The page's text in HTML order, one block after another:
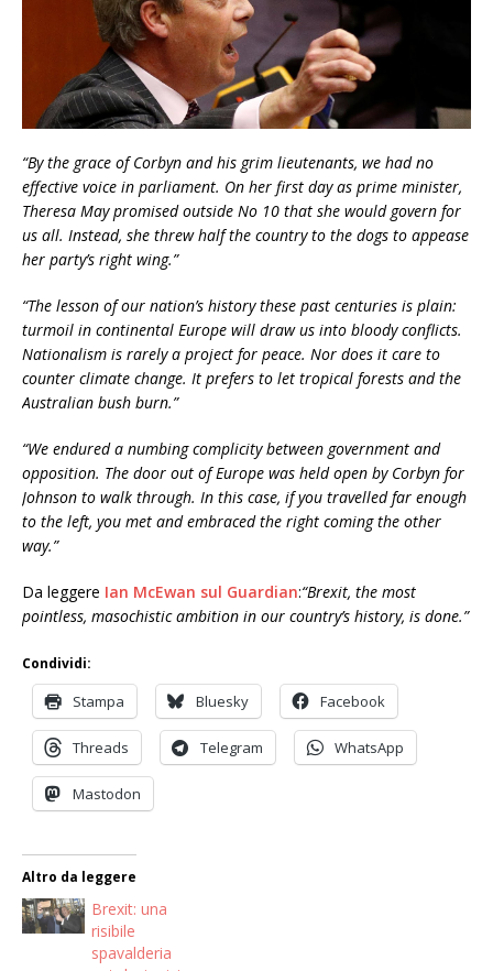
“By the grace of Corbyn and his grim lieutenants, we had no
effective voice in parliament. On her first day as prime minister,
Theresa May promised outside No 10 that she would govern for
us all. Instead, she threw half the country to the dogs to appease
her party’s right wing.”
“The lesson of our nation’s history these past centuries is plain:
turmoil in continental Europe will draw us into bloody conflicts.
Nationalism is rarely a project for peace. Nor does it care to
counter climate change. It prefers to let tropical forests and the
Australian bush burn.”
“We endured a numbing complicity between government and
opposition. The door out of Europe was held open by Corbyn for
Johnson to walk through. In this case, if you travelled far enough
to the left, you met and embraced the right coming the other
way.”
Da leggere Ian McEwan sul Guardian:“Brexit, the most
pointless, masochistic ambition in our country’s history, is done.”
Condividi:
Stampa Bluesky Facebook
Threads Telegram WhatsApp
Mastodon
Altro da leggere
Brexit: una
risibile
spavalderia